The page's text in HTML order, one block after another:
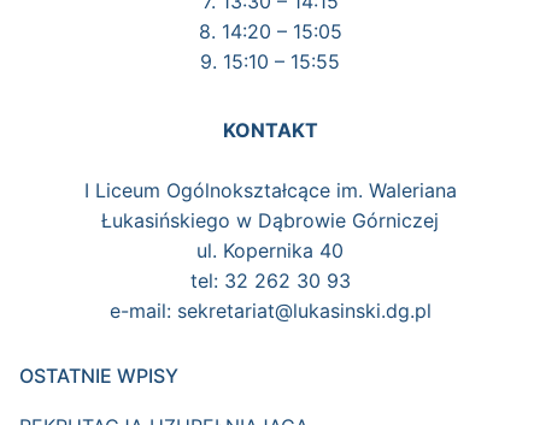
8. 14:20 – 15:05
9. 15:10 – 15:55
KONTAKT
I Liceum Ogólnokształcące im. Waleriana
Łukasińskiego w Dąbrowie Górniczej
ul. Kopernika 40
tel: 32 262 30 93
e-mail: sekretariat@lukasinski.dg.pl
OSTATNIE WPISY